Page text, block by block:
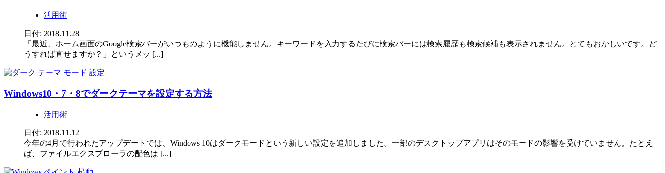
活用術
日付: 2018.11.28
「最近、ホーム画面のGoogle検索バーがいつものように機能しません。キーワードを入力するたびに検索バーには検索履歴も検索候補も表示されません。とてもおかしいです。ど
うすれば直せますか？」というメッ [...]
Windows10・7・8でダークテーマを設定する方法
活用術
日付: 2018.11.12
今年の4月で行われたアップデートでは、Windows 10はダークモードという新しい設定を追加しました。一部のデスクトップアプリはそのモードの影響を受けていません。たとえ
ば、ファイルエクスプローラの配色は [...]